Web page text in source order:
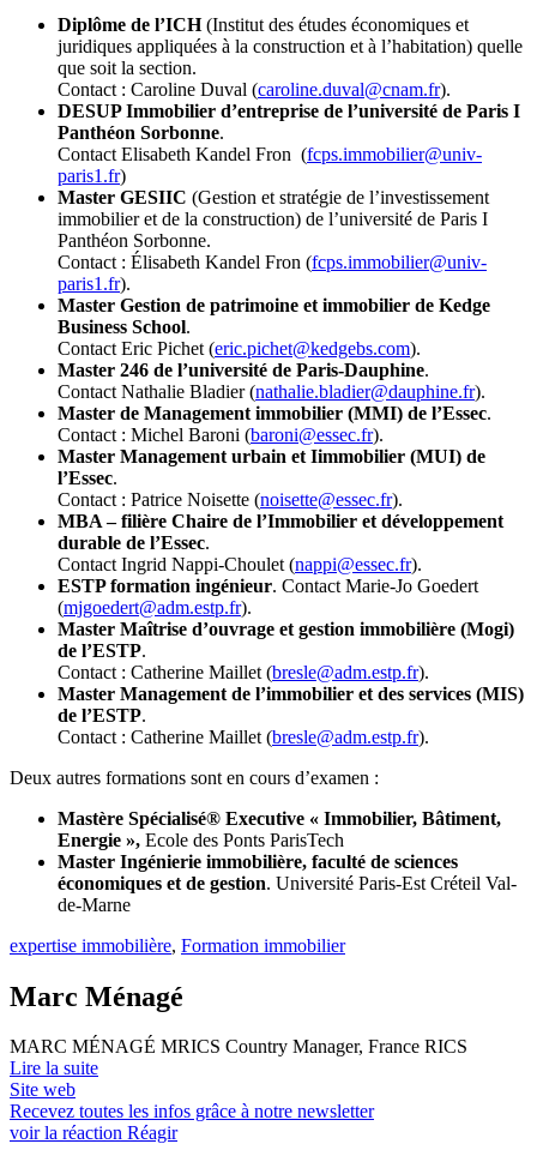
Diplôme de l’ICH(Institut des études économiques et
juridiques appliquées à la construction et à l’habitation) quelle
que soit la section.
Contact : Caroline Duval (caroline.duval@cnam.fr).
DESUP Immobilier d’entreprise de l’université de Paris I
Panthéon Sorbonne.
Contact Elisabeth Kandel Fron (fcps.immobilier@univ-
paris1.fr)
Master GESIIC (Gestion et stratégie de l’investissement
immobilier et de la construction) de l’université de Paris I
Panthéon Sorbonne.
Contact : Élisabeth Kandel Fron (fcps.immobilier@univ-
paris1.fr).
Master Gestion de patrimoine et immobilier de Kedge
Business School.
Contact Eric Pichet (eric.pichet@kedgebs.com).
Master 246 de l’université de Paris-Dauphine.
Contact Nathalie Bladier (nathalie.bladier@dauphine.fr).
Master de Management immobilier (MMI) de l’Essec.
Contact : Michel Baroni (baroni@essec.fr).
Master Management urbain et Iimmobilier (MUI) de
l’Essec.
Contact : Patrice Noisette (noisette@essec.fr).
MBA – filière Chaire de l’Immobilier et développement
durable de l’Essec.
Contact Ingrid Nappi-Choulet (nappi@essec.fr).
ESTP formation ingénieur. Contact Marie-Jo Goedert
(mjgoedert@adm.estp.fr).
Master Maîtrise d’ouvrage et gestion immobilière (Mogi)
de l’ESTP.
Contact : Catherine Maillet (bresle@adm.estp.fr).
Master Management de l’immobilier et des services (MIS)
de l’ESTP.
Contact : Catherine Maillet (bresle@adm.estp.fr).
Deux autres formations sont en cours d’examen :
Mastère Spécialisé® Executive « Immobilier, Bâtiment,
Energie », Ecole des Ponts ParisTech
Master Ingénierie immobilière, faculté de sciences
économiques et de gestion. Université Paris-Est Créteil Val-
de-Marne
expertise immobilière, Formation immobilier
Marc Ménagé
MARC MÉNAGÉ MRICS Country Manager, France RICS
Lire la suite
Site web
Recevez toutes les infos grâce à notre newsletter
voir la réaction Réagir